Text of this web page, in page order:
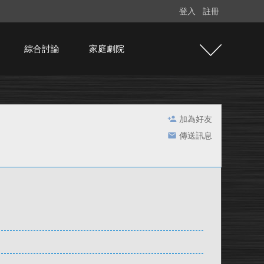
登入 註冊
綜合討論 家庭劇院
加為好友
傳送訊息